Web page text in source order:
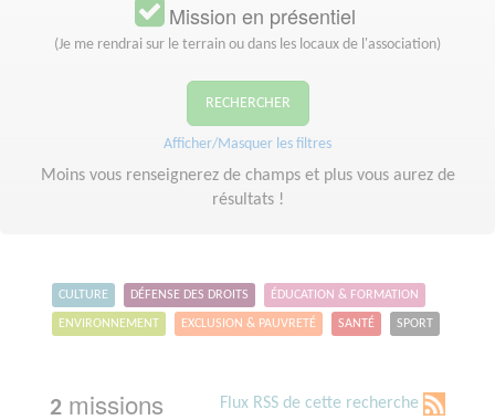
Mission en présentiel
(Je me rendrai sur le terrain ou dans les locaux de l'association)
RECHERCHER
Afficher/Masquer les filtres
Moins vous renseignerez de champs et plus vous aurez de
résultats !
CULTURE DÉFENSE DES DROITS ÉDUCATION & FORMATION
ENVIRONNEMENT EXCLUSION & PAUVRETÉ SANTÉ SPORT
Flux RSS de cette recherche
2 missions